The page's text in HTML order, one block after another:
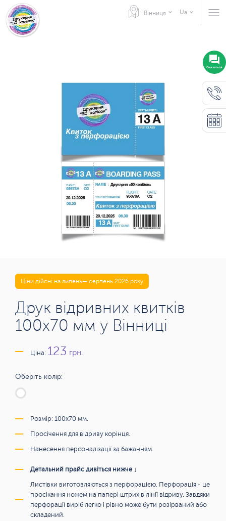
Вінниця Ua
Ціни дійсні на липень— серпень 2026 року
Друк відривних квитків
100х70 мм у Вінниці
Ціна: 123 грн.
Оберіть колір:
Розмір: 100х70 мм.
Просічення для відриву корінця.
Нанесення персоналізації за бажанням.
Детальний прайс дивіться нижче ↓
Листівки виготовляються з перфорацією. Перфорація - це
просікання ножем на папері штрихів лінії відриву. Завдяки
перфорації виріб легко і рівно може бути розірваний або
складений.
Связаться